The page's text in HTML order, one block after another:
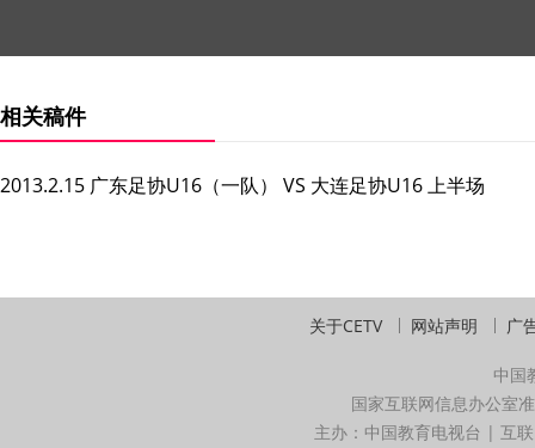
相关稿件
2013.2.15 广东足协U16（一队） VS 大连足协U16 上半场
关于CETV 网站声明 广
中国
国家互联网信息办公室
主办：中国教育电视台 | 互